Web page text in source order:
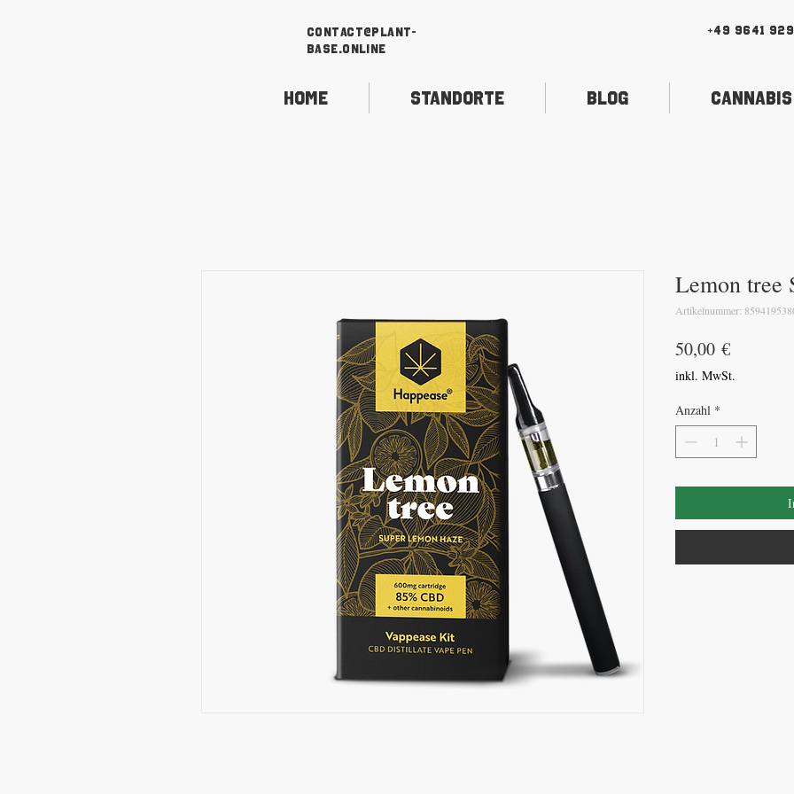
contact@plant-
base.online
+49 9641
Home Standorte Blog
Lemon tree
Artikelnummer:
50,00 €Preis
inkl. MwSt.
Anzahl *